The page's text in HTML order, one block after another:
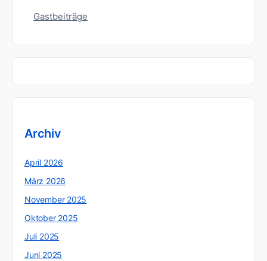
Gastbeiträge
Archiv
April 2026
März 2026
November 2025
Oktober 2025
Juli 2025
Juni 2025